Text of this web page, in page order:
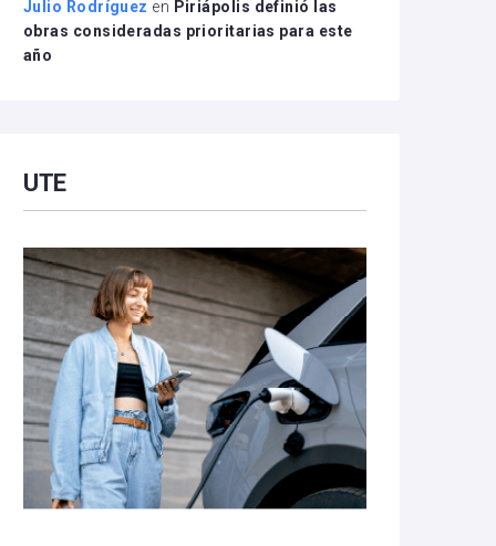
Julio Rodríguez en Piriápolis definió las
obras consideradas prioritarias para este
año
UTE